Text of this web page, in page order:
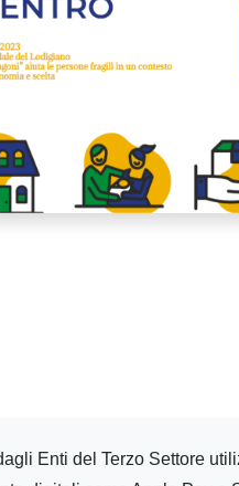
Enti del Terzo Settore